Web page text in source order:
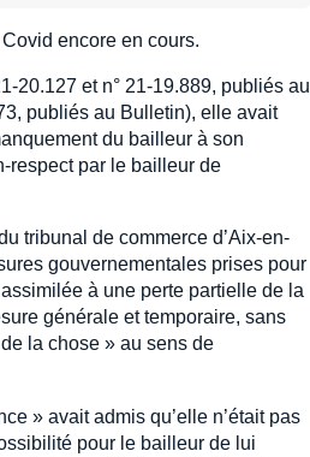
encore en cours.
20.127 et n° 21-19.889, publiés au
publiés au Bulletin), elle avait
du bailleur à son
respect par le bailleur de
tribunal de commerce d’Aix-en-
gouvernementales prises pour
à une perte partielle de la
générale et temporaire, sans
la chose » au sens de
» avait admis qu’elle n’était pas
pour le bailleur de lui